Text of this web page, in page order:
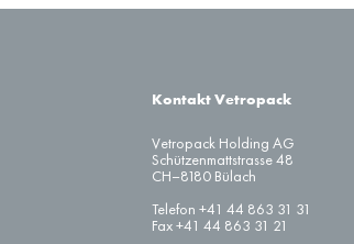
Kontakt Vetropack
Vetropack Holding AG
Schützenmattstrasse 48
CH–8180 Bülach
Telefon +41 44 863 31 31
Fax +41 44 863 31 21